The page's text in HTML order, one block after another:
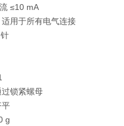
≤10 mA
适用于所有电气连接
锁紧螺母
平
g